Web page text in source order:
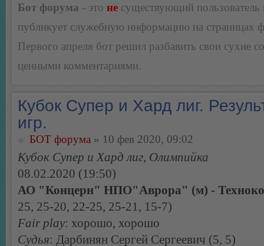
Бот форума - это не существующий пользователь
публикует служебную информацию на страницах
Первого апреля бот решил разбавить свои сухие
ценными комментариями.
Кубок Супер и Хард лиг.
игр.
БОТ форума » 10 фев 2020, 09:02
Кубок Супер и Хард лиг, Олимпийка
08.02.2020 (19:50)
АО "Концерн" НПО"Аврора" (м) -
25, 25-20, 22-25, 25-21, 15-7)
Fair play: хорошо, хорошо
Судья: Дарбинян Сергей Сергеевич (5, 5)